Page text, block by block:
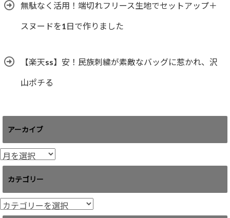
無駄なく活用！端切れフリース生地でセットアップ＋
スヌードを1日で作りました
【楽天ss】安！民族刺繍が素敵なバッグに惹かれ、沢
山ポチる
アーカイブ
ア
ー
イ
ブ
カテゴリー
カ